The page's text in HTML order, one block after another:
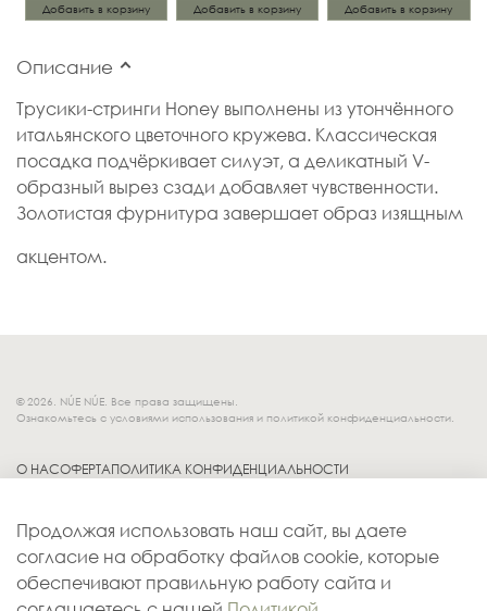
Добавить в корзину Добавить в корзину Добавить в корзину
Описание
Трусики-стринги Honey выполнены из утончённого
итальянского цветочного кружева. Классическая
посадка подчёркивает силуэт, а деликатный V-
образный вырез сзади добавляет чувственности.
Золотистая фурнитура завершает образ изящным
акцентом.
© 2026. NÚE NÚE. Все права защищены.
Ознакомьтесь с условиями использования и политикой конфиденциальности.
О НАСОФЕРТАПОЛИТИКА КОНФИДЕНЦИАЛЬНОСТИ
ДОСТАВКА
КОНТАКТЫ
ОПЛАТА
Продолжая использовать наш сайт, вы даете
согласие на обработку файлов cookie, которые
обеспечивают правильную работу сайта и